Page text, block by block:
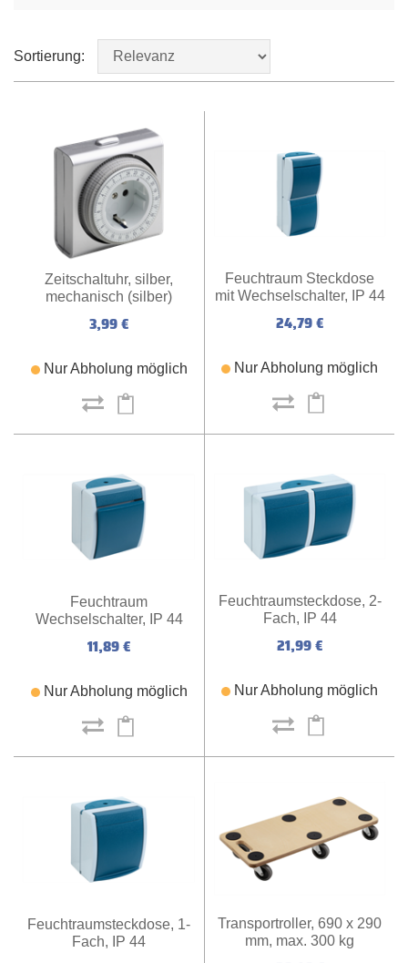
Sortierung:
Zeitschaltuhr, silber,
mechanisch (silber)
3,99 €
Nur Abholung möglich
Feuchtraum Steckdose
mit Wechselschalter, IP 44
24,79 €
Nur Abholung möglich
Feuchtraum
Wechselschalter, IP 44
11,89 €
Nur Abholung möglich
Feuchtraumsteckdose, 2-
Fach, IP 44
21,99 €
Nur Abholung möglich
Feuchtraumsteckdose, 1-
Fach, IP 44
Transportroller, 690 x 290
mm, max. 300 kg